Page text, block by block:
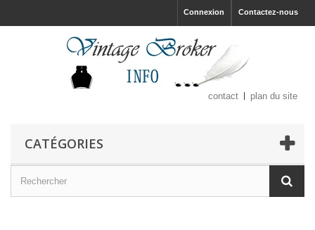
Contactez-nous
Connexion
contact plan du site
CATÉGORIES